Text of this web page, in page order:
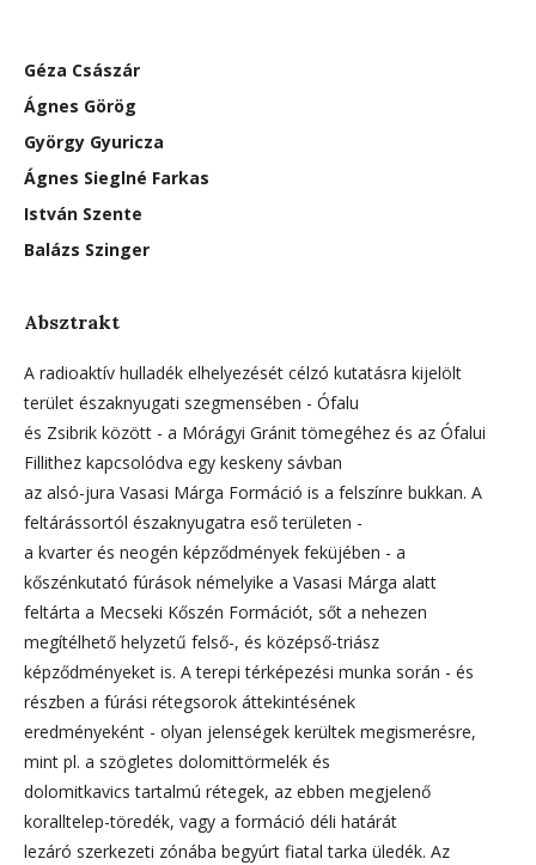
Géza Császár
Ágnes Görög
György Gyuricza
Ágnes Sieglné Farkas
István Szente
Balázs Szinger
Absztrakt
A radioaktív hulladék elhelyezését célzó kutatásra kijelölt
terület északnyugati szegmensében - Ófalu
és Zsibrik között - a Mórágyi Gránit tömegéhez és az Ófalui
Fillithez kapcsolódva egy keskeny sávban
az alsó-jura Vasasi Márga Formáció is a felszínre bukkan. A
feltárássortól északnyugatra eső területen -
a kvarter és neogén képződmények feküjében - a
kőszénkutató fúrások némelyike a Vasasi Márga alatt
feltárta a Mecseki Kőszén Formációt, sőt a nehezen
megítélhető helyzetű felső-, és középső-triász
képződményeket is. A terepi térképezési munka során - és
részben a fúrási rétegsorok áttekintésének
eredményeként - olyan jelenségek kerültek megismerésre,
mint pl. a szögletes dolomittörmelék és
dolomitkavics tartalmú rétegek, az ebben megjelenő
koralltelep-töredék, vagy a formáció déli határát
lezáró szerkezeti zónába begyúrt fiatal tarka üledék. Az